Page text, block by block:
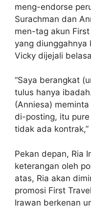
meng-endorse
Surachman dan
men-tag akun
yang diunggahnya
Vicky dijejali
“Saya berangkat
tulus hanya
(Anniesa)
di-posting, itu
tidak ada kontrak,”
Pekan depan, Ria
keterangan oleh
atas, Ria akan
promosi First
Irawan berkenan